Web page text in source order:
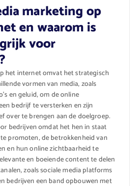
marketing op
en waarom is
voor
het internet omvat het strategisch
vormen van media, zoals
en geluid, om de online
bedrijf te versterken en zijn
over te brengen aan de doelgroep.
bedrijven omdat het hen in staat
promoten, de betrokkenheid van
en hun online zichtbaarheid te
en boeiende content te delen
zoals sociale media platforms
bedrijven een band opbouwen met